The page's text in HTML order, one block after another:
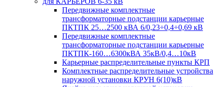
Передвижные комплектные
трансформаторные подстанции карьерные
ПКТПК 25…2500 кВА 6/0,23÷0,4÷0,69 кВ
Передвижные комплектные
трансформаторные подстанции карьерные
ПКТПК-160…6300кВА 35кВ/0,4…10кВ
Карьерные распределительные пункты КРП
Комплектные распределительные устройства
наружной установки КРУН 6(10)кВ